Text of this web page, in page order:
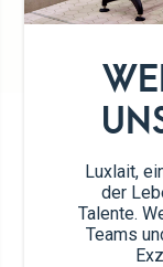
Luxlait,
der
Talente.
Teams